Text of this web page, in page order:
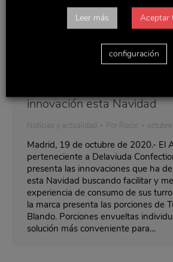
innovación esta Navidad
Noticias y actualidad Por Rocio
Madrid, 19 de octubre de 2020.- El
perteneciente a Delaviuda
presenta las innovaciones que ha
esta Navidad buscando facilitar y
experiencia de consumo de sus
la marca presenta las porciones de
Blando. Porciones envueltas
solución más conveniente para…
Leer más Aceptar
configuración